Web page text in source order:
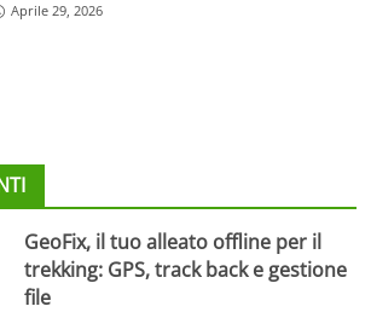
Aprile 29, 2026
GeoFix, il tuo alleato offline per il
trekking: GPS, track back e gestione
file